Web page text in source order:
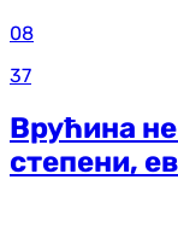
08
37
Врућина
степени,